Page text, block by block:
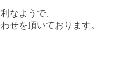
なようで、
せを頂いております。